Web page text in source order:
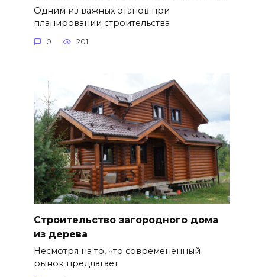
Одним из важных этапов при
планировании строительства
0 201
Строительство загородного дома
из дерева
Несмотря на то, что современенный
рынок предлагает